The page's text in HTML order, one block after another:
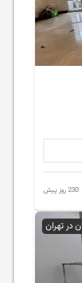
230 روز پیش
در تهران